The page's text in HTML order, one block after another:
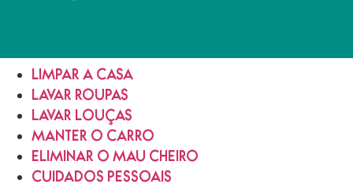
LIMPAR A CASA
LAVAR ROUPAS
LAVAR LOUÇAS
MANTER O CARRO
ELIMINAR O MAU CHEIRO
CUIDADOS PESSOAIS